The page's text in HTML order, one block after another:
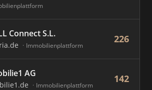
Connect S.L.
Immobilienplattform
226
AG
Immobilienplattform
142